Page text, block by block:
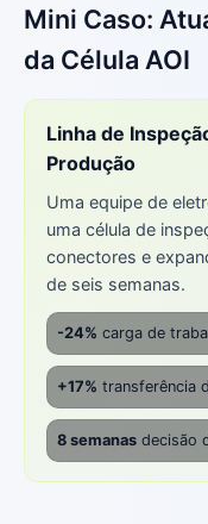
Mini Caso:
da Célula AOI
Linha de
Produção
Uma equipe de
uma célula de
conectores e
de seis semanas.
-24% carga de
+17% transferência
8 semanasdecisão